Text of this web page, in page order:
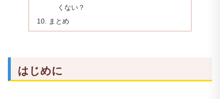
くない？
まとめ
はじめに